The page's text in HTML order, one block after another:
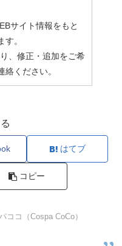
サイト情報をもと
。
、修正・追加をご希
絡ください。
はてブ
コピー
ココ（Cospa CoCo）